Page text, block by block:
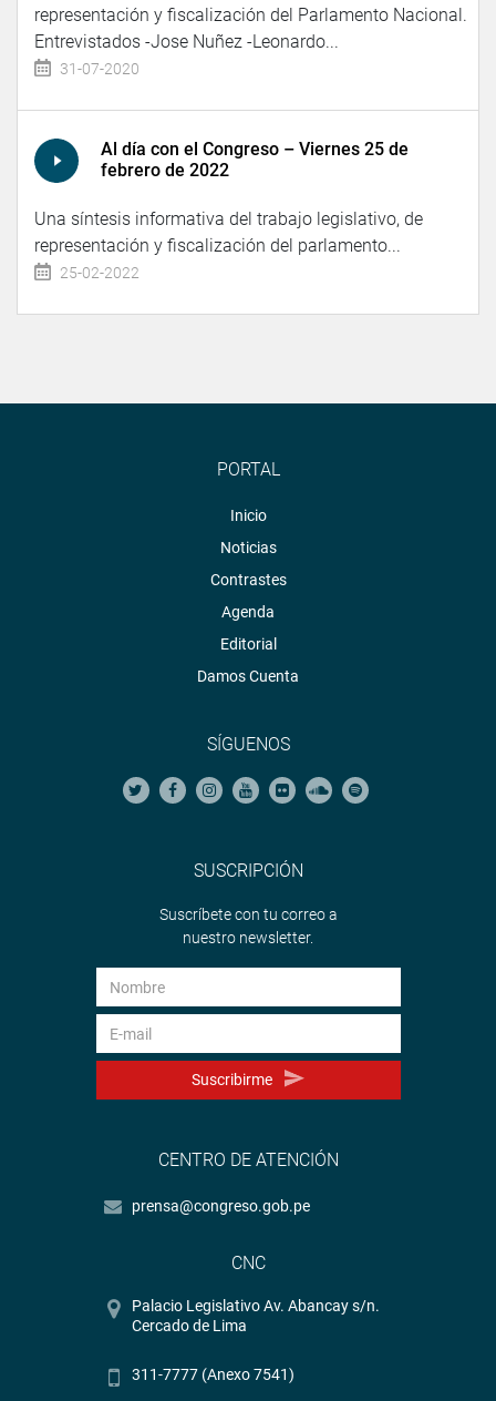
representación y fiscalización del Parlamento Nacional.
Entrevistados -Jose Nuñez -Leonardo...
31-07-2020
Al día con el Congreso – Viernes 25 de
febrero de 2022
Una síntesis informativa del trabajo legislativo, de
representación y fiscalización del parlamento...
25-02-2022
PORTAL
Inicio
Noticias
Contrastes
Agenda
Editorial
Damos Cuenta
SÍGUENOS
SUSCRIPCIÓN
Suscríbete con tu correo a
nuestro newsletter.
Suscribirme
CENTRO DE ATENCIÓN
prensa@congreso.gob.pe
CNC
Palacio Legislativo Av. Abancay s/n.
Cercado de Lima
311-7777 (Anexo 7541)